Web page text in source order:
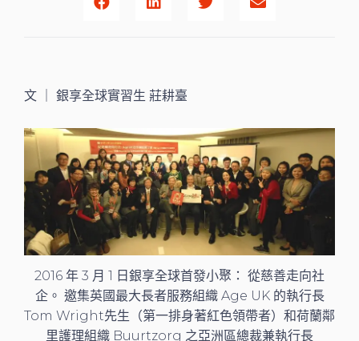
文 ｜ 銀享全球實習生 莊耕臺
2016 年 3 月 1 日銀享全球首發小聚： 從慈善走向社
企。 邀集英國最大長者服務組織 Age UK 的執行長
Tom Wright先生（第一排身著紅色領帶者）和荷蘭鄰
里護理組織 Buurtzorg 之亞洲區總裁兼執行長